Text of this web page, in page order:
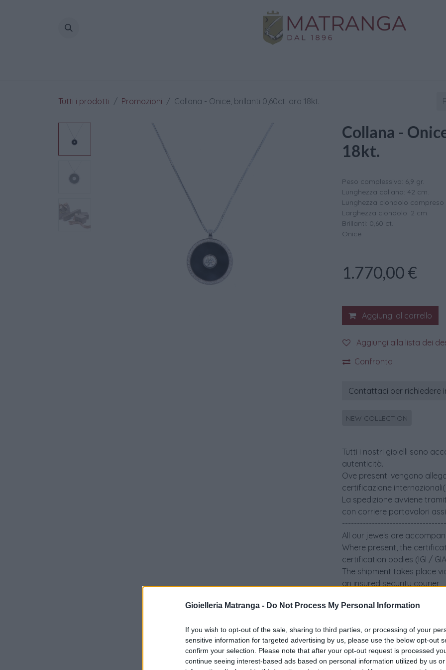
Gioielleria Matranga - Do Not Process My Personal Information
If you wish to opt-out of the sale, sharing to third parties, or processing of your
sensitive information for targeted advertising by us, please use the below opt-out
confirm your selection. Please note that after your opt-out request is processed
continue seeing interest-based ads based on personal information utilized by us
Tutti i prodotti Promozioni Collana - Onice, brillanti 0,60ct. oro 18kt.
Collana -
18kt.
Peso complessivo: 6,9 gr.
Lunghezza collana: 42 cm.
Lunghezza ciondolo compreso
Larghezza ciondolo: 2 cm.
Brillanti: 0,60 ct.
Onice
1.770,00 €
Aggiungi al carrello
Aggiungi alla lista dei
Confronta
Contattaci per richiedere
NEW COLLECTION
Tutti i nostri gioielli sono
autenticità.
Ove presenti vengono
certificazione
La spedizione avviene
con corriere portavalori
All our jewels are
Where present, the
certification bodies (IGI /
The shipment takes place
an insured security courier